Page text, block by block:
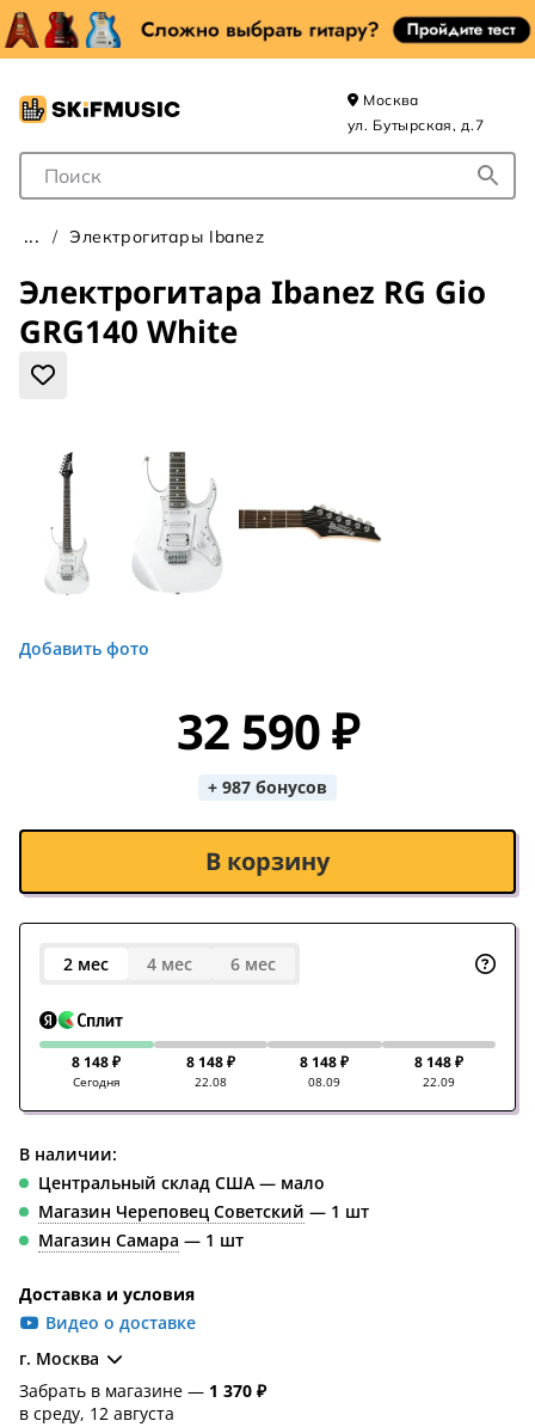
Поле для Поиска
Москва
ул. Бутырская, д.7
Электрогитары Ibanez
Электрогитара Ibanez RG Gio
GRG140 White
Добавить фото
32 590 ₽
+ 987 бонусов
В корзину
2 мес 4 мес 6 мес
8 148 ₽
Сегодня
8 148 ₽
22.08
8 148 ₽
08.09
8 148 ₽
22.09
В наличии:
Центральный склад США — мало
Магазин Череповец Советский — 1 шт
Магазин Самара — 1 шт
Доставка и условия
Видео о доставке
г. Москва
Забрать в магазине — 1 370 ₽
в среду, 12 августа